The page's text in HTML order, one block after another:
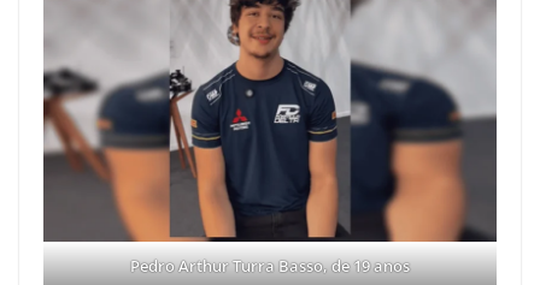
Pedro Arthur Turra Basso, de 19 anos